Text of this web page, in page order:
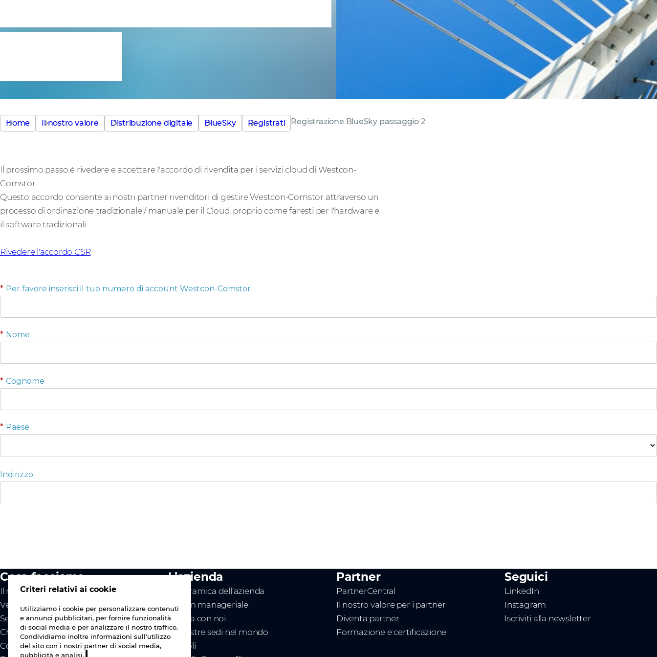
Home Il nostro valore Distribuzione digitale BlueSky Registrati Registrazione BlueSky passaggio 2
Il prossimo passo è rivedere e accettare l'accordo di rivendita per i servizi cloud di Westcon-
Comstor.
Questo accordo consente ai nostri partner rivenditori di gestire Westcon-Comstor attraverso un
processo di ordinazione tradizionale / manuale per il Cloud, proprio come faresti per l'hardware e
il software tradizionali.
Rivedere l'accordo CSR
Cosa facciamo
Il nostro valore
Vendor
Servizi
Chi siamo
Contattaci
L’azienda
Panoramica dell’azienda
Il team manageriale
Lavora con noi
Le nostre sedi nel mondo
Articoli
Partner
PartnerCentral
Il nostro valore per i partner
Diventa partner
Formazione e certificazione
Seguici
LinkedIn
Instagram
Iscriviti alla newsletter
Criteri relativi ai cookie
Utilizziamo i cookie per personalizzare contenuti
e annunci pubblicitari, per fornire funzionalità
di social media e per analizzare il nostro traffico.
Condividiamo inoltre informazioni sull'utilizzo
del sito con i nostri partner di social media,
pubblicità e analisi.